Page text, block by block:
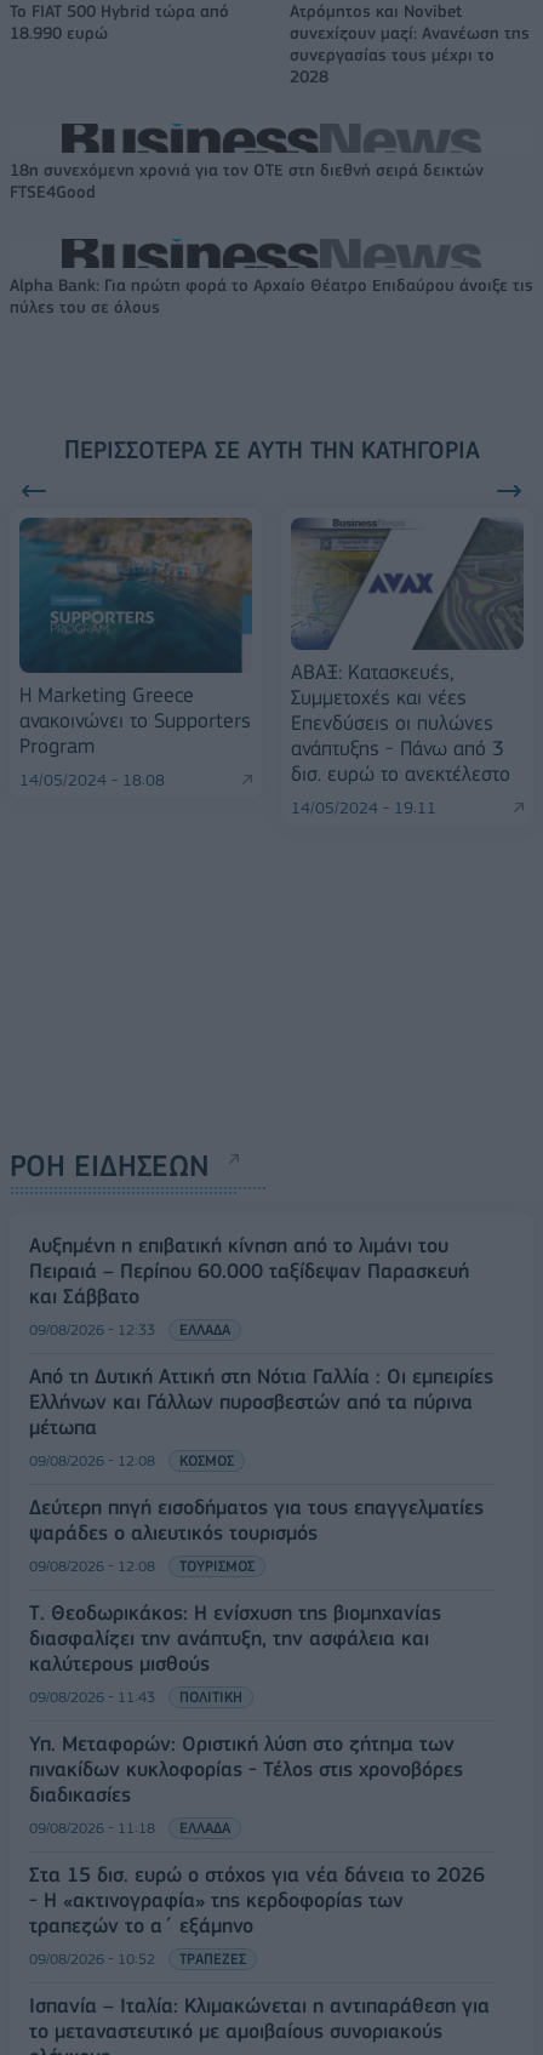
Το FIAT 500 Hybrid τώρα από
18.990 ευρώ
Ατρόμητος και Novibet
συνεχίζουν μαζί: Ανανέωση της
συνεργασίας τους μέχρι το
2028
18η συνεχόμενη χρονιά για τον ΟΤΕ στη διεθνή σειρά δεικτών
FTSE4Good
Alpha Bank: Για πρώτη φορά το Αρχαίο Θέατρο Επιδαύρου άνοιξε τις
πύλες του σε όλους
ΠΕΡΙΣΣΌΤΕΡΑ ΣΕ ΑΥΤΉ ΤΗΝ ΚΑΤΗΓΟΡΊΑ
Η Marketing Greece
ανακοινώνει το Supporters
Program
14/05/2024 - 18:08
ΑΒΑΞ: Κατασκευές,
Συμμετοχές και νέες
Επενδύσεις οι πυλώνες
ανάπτυξης - Πάνω από 3
δισ. ευρώ το ανεκτέλεστο
14/05/2024 - 19:11
ΡΟΗ ΕΙΔΗΣΕΩΝ
Αυξημένη η επιβατική κίνηση από το λιμάνι του
Πειραιά – Περίπου 60.000 ταξίδεψαν Παρασκευή
και Σάββατο
09/08/2026 - 12:33 ΕΛΛΑΔΑ
Από τη Δυτική Αττική στη Νότια Γαλλία : Οι εμπειρίες
Ελλήνων και Γάλλων πυροσβεστών από τα πύρινα
μέτωπα
09/08/2026 - 12:08 ΚΟΣΜΟΣ
Δεύτερη πηγή εισοδήματος για τους επαγγελματίες
ψαράδες ο αλιευτικός τουρισμός
09/08/2026 - 12:08 ΤΟΥΡΙΣΜΟΣ
Τ. Θεοδωρικάκος: Η ενίσχυση της βιομηχανίας
διασφαλίζει την ανάπτυξη, την ασφάλεια και
καλύτερους μισθούς
09/08/2026 - 11:43 ΠΟΛΙΤΙΚΗ
Υπ. Μεταφορών: Οριστική λύση στο ζήτημα των
πινακίδων κυκλοφορίας - Τέλος στις χρονοβόρες
διαδικασίες
09/08/2026 - 11:18 ΕΛΛΑΔΑ
Στα 15 δισ. ευρώ ο στόχος για νέα δάνεια το 2026
- Η «ακτινογραφία» της κερδοφορίας των
τραπεζών το α΄ εξάμηνο
09/08/2026 - 10:52 ΤΡΑΠΕΖΕΣ
Ισπανία – Ιταλία: Κλιμακώνεται η αντιπαράθεση για
το μεταναστευτικό με αμοιβαίους συνοριακούς